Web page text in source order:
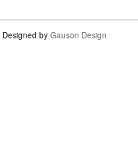
Designed by Gauson Design